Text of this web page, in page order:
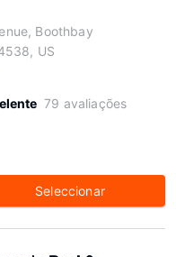
Boothbay
US
79 avaliações
Seleccionar